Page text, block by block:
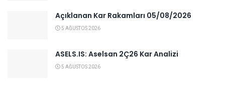
Açıklanan Kar Rakamları 05/08/2026
5 AĞUSTOS 2026
ASELS.IS: Aselsan 2Ç26 Kar Analizi
5 AĞUSTOS 2026